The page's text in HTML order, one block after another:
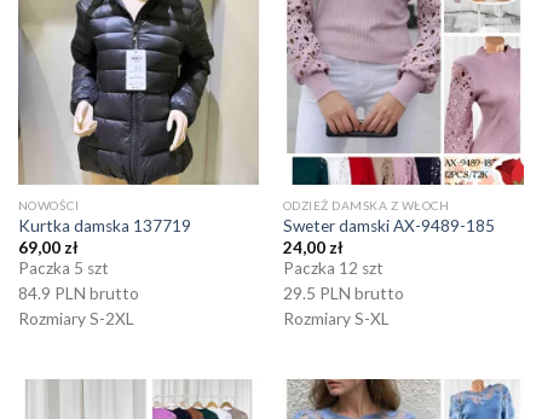
NOWOŚCI
Kurtka damska 137719
69,00zł
Paczka 5 szt
84.9 PLN brutto
Rozmiary S-2XL
ODZIEŻ DAMSKA Z WŁOCH
Sweter damski AX-9489-185
24,00zł
Paczka 12 szt
29.5 PLN brutto
Rozmiary S-XL